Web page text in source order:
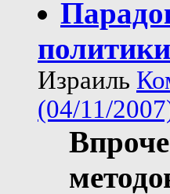
политики
Израиль
(04/11/